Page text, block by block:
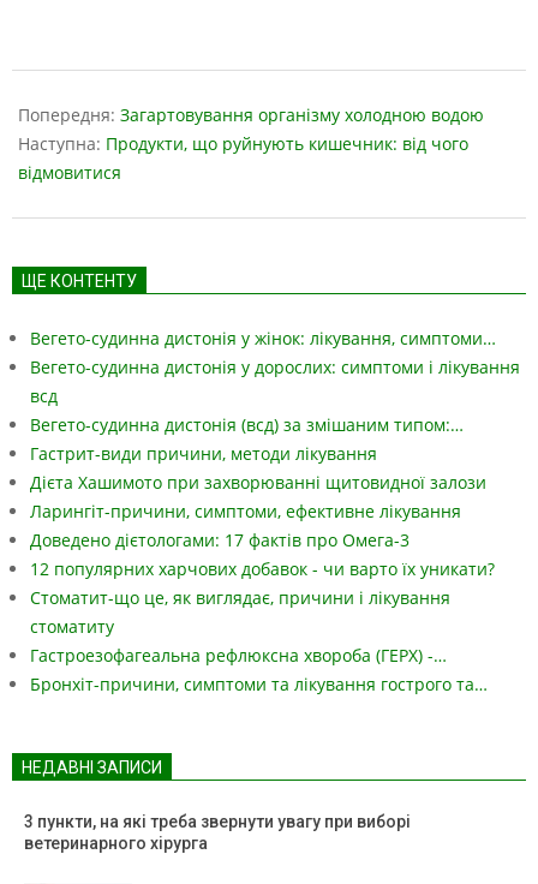
05-
18
Попередня: Загартовування організму холодною водою
Наступна: Продукти, що руйнують кишечник: від чого
відмовитися
ЩЕ КОНТЕНТУ
Вегето-судинна дистонія у жінок: лікування, симптоми…
Вегето-судинна дистонія у дорослих: симптоми і лікування
всд
Вегето-судинна дистонія (всд) за змішаним типом:…
Гастрит-види причини, методи лікування
Дієта Хашимото при захворюванні щитовидної залози
Ларингіт-причини, симптоми, ефективне лікування
Доведено дієтологами: 17 фактів про Омега-3
12 популярних харчових добавок - чи варто їх уникати?
Стоматит-що це, як виглядає, причини і лікування
стоматиту
Гастроезофагеальна рефлюксна хвороба (ГЕРХ) -…
Бронхіт-причини, симптоми та лікування гострого та…
НЕДАВНІ ЗАПИСИ
3 пункти, на які треба звернути увагу при виборі
ветеринарного хірурга